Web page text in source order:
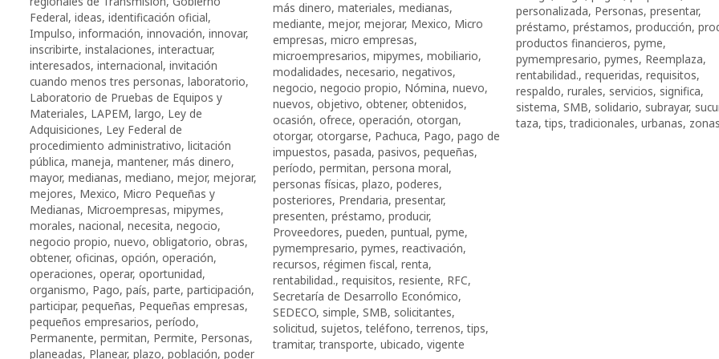
Federal, ideas, identificación oficial,
Impulso, información, innovación, innovar,
inscribirte, instalaciones, interactuar,
interesados, internacional, invitación
cuando menos tres personas, laboratorio,
Laboratorio de Pruebas de Equipos y
Materiales, LAPEM, largo, Ley de
Adquisiciones, Ley Federal de
procedimiento administrativo, licitación
pública, maneja, mantener, más dinero,
mayor, medianas, mediano, mejor, mejorar,
mejores, Mexico, Micro Pequeñas y
Medianas, Microempresas, mipymes,
morales, nacional, necesita, negocio,
negocio propio, nuevo, obligatorio, obras,
obtener, oficinas, opción, operación,
operaciones, operar, oportunidad,
organismo, Pago, país, parte, participación,
participar, pequeñas, Pequeñas empresas,
pequeños empresarios, período,
Permanente, permitan, Permite, Personas,
planeadas, Planear, plazo, población, poder
más dinero, materiales, medianas,
mediante, mejor, mejorar, Mexico, Micro
empresas, micro empresas,
microempresarios, mipymes, mobiliario,
modalidades, necesario, negativos,
negocio, negocio propio, Nómina, nuevo,
nuevos, objetivo, obtener, obtenidos,
ocasión, ofrece, operación, otorgan,
otorgar, otorgarse, Pachuca, Pago, pago de
impuestos, pasada, pasivos, pequeñas,
período, permitan, persona moral,
personas físicas, plazo, poderes,
posteriores, Prendaria, presentar,
presenten, préstamo, producir,
Proveedores, pueden, puntual, pyme,
pymempresario, pymes, reactivación,
recursos, régimen fiscal, renta,
rentabilidad., requisitos, resiente, RFC,
Secretaría de Desarrollo Económico,
SEDECO, simple, SMB, solicitantes,
solicitud, sujetos,teléfono,terrenos,tips,
tramitar,transporte, ubicado, vigente
personalizada, Personas, presentar,
préstamo, préstamos, producción,
productos financieros, pyme,
pymempresario, pymes, Reemplaza,
rentabilidad., requeridas, requisitos,
respaldo, rurales, servicios, significa,
sistema, SMB, solidario, subrayar,
taza,tips,tradicionales, urbanas, zonas